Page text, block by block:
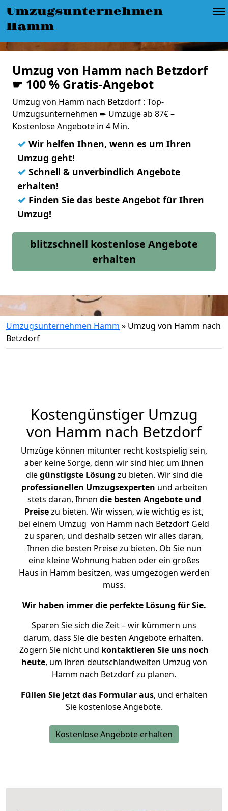
Umzugsunternehmen
Hamm
Umzug von Hamm nach Betzdorf
☛ 100 % Gratis-Angebot
Umzug von Hamm nach Betzdorf : Top-
Umzugsunternehmen ➨ Umzüge ab 87€ –
Kostenlose Angebote in 4 Min.
✓ Wir helfen Ihnen, wenn es um Ihren
Umzug geht!
✓ Schnell & unverbindlich Angebote
erhalten!
✓ Finden Sie das beste Angebot für Ihren
Umzug!
blitzschnell kostenlose Angebote
erhalten
Umzugsunternehmen Hamm » Umzug von Hamm nach
Betzdorf
Kostengünstiger Umzug
von Hamm nach Betzdorf
Umzüge können mitunter recht kostspielig sein,
aber keine Sorge, denn wir sind hier, um Ihnen
diegünstigste Lösung zu bieten. Wir sind die
professionellen Umzugsexperten und arbeiten
stets daran, Ihnen die besten Angebote und
Preisezu bieten. Wir wissen, wie wichtig es ist,
bei einem Umzug von Hamm nach Betzdorf Geld
zu sparen, und deshalb setzen wir alles daran,
Ihnen die besten Preise zu bieten. Ob Sie nun
eine kleine Wohnung haben oder ein großes
Haus in Hamm besitzen, was umgezogen werden
muss.
Wir haben immer die perfekte Lösung für Sie.
Sparen Sie sich die Zeit – wir kümmern uns
darum, dass Sie die besten Angebote erhalten.
Zögern Sie nicht und kontaktieren Sie uns noch
heute, um Ihren deutschlandweiten Umzug von
Hamm nach Betzdorf zu planen.
Füllen Sie jetzt das Formular aus, und erhalten
Sie kostenlose Angebote.
Kostenlose Angebote erhalten